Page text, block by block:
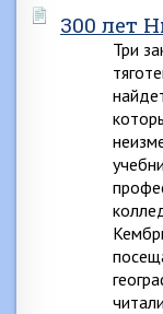
300 лет
Три